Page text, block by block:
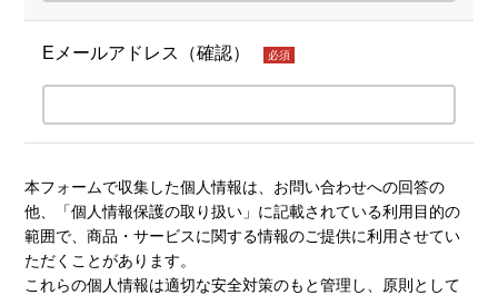
Eメールアドレス（確認） 必須
本フォームで収集した個人情報は、お問い合わせへの回答の
他、「個人情報保護の取り扱い」に記載されている利用目的の
範囲で、商品・サービスに関する情報のご提供に利用させてい
ただくことがあります。
これらの個人情報は適切な安全対策のもと管理し、原則として